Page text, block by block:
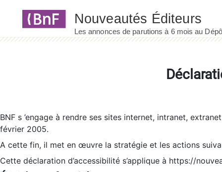
BNF s ’engage à rendre ses sites internet, intranet,
février 2005.
A cette fin, il met en œuvre la stratégie et les actions
Cette déclaration d’accessibilité s’applique à https://